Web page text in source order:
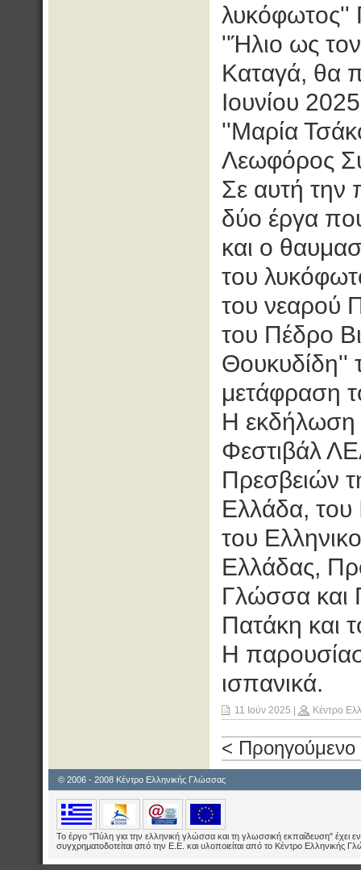
λυκόφωτος''
''Ήλιο ως
Καταγά, θα
Ιουνίου
''Μαρία
Λεωφόρος
Σε αυτή την
δύο έργα
και ο
του
του νεαρού
του Πέδρο
Θουκυδίδη''
μετάφραση
Η εκδήλωση
Φεστιβάλ
Πρεσβειών
Ελλάδα, του
του
Ελλάδας,
Γλώσσα και
Πατάκη και
Η
ισπανικά.
11 Ιούν 2025 Κέντρο
< Προηγούμενο
© 2006 - 2008 Κέντρο Ελληνικής Γλώσσας
Το έργο "Πύλη για την ελληνική γλώσσα και τη γλωσσική εκπαίδευση" έχει
συγχρηματοδοτείται από την Ε.E. και υλοποιείται από το Κέντρο Ελληνικής